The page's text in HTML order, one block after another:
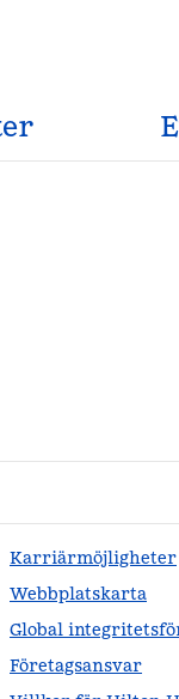
Karriärmöjligheter
Webbplatskarta
Global
Företagsansvar